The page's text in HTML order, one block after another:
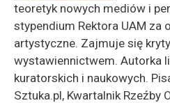
teoretyk nowych mediów i
stypendium Rektora UAM za
artystyczne. Zajmuje się
wystawiennictwem. Autorka
kuratorskich i naukowych.
Sztuka.pl, Kwartalnik Rzeźby